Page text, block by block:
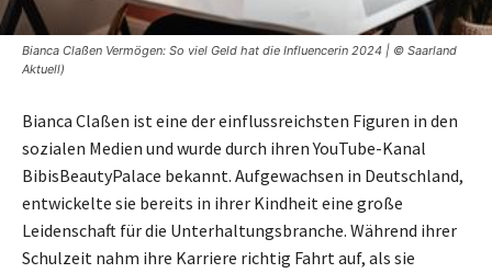
Bianca Claßen Vermögen: So viel Geld hat die Influencerin 2024 | © Saarland
Aktuell)
Bianca Claßen ist eine der einflussreichsten Figuren in den
sozialen Medien und wurde durch ihren YouTube-Kanal
BibisBeautyPalace bekannt. Aufgewachsen in Deutschland,
entwickelte sie bereits in ihrer Kindheit eine große
Leidenschaft für die Unterhaltungsbranche. Während ihrer
Schulzeit nahm ihre Karriere richtig Fahrt auf, als sie